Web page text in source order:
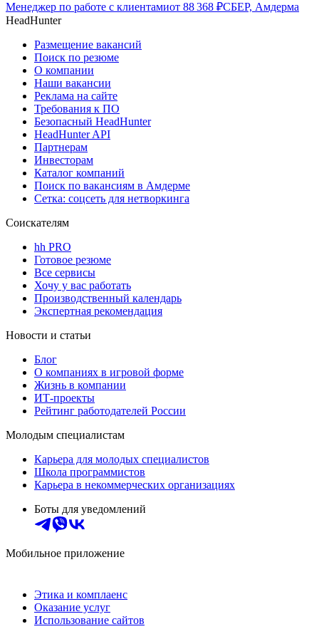
Менеджер по работе с клиентамиот 88 368 ₽СБЕР, Амдерма
HeadHunter
Размещение вакансий
Поиск по резюме
О компании
Наши вакансии
Реклама на сайте
Требования к ПО
Безопасный HeadHunter
HeadHunter API
Партнерам
Инвесторам
Каталог компаний
Поиск по вакансиям в Амдерме
Сетка: соцсеть для нетворкинга
Соискателям
hh PRO
Готовое резюме
Все сервисы
Хочу у вас работать
Производственный календарь
Экспертная рекомендация
Новости и статьи
Блог
О компаниях в игровой форме
Жизнь в компании
ИТ-проекты
Рейтинг работодателей России
Молодым специалистам
Карьера для молодых специалистов
Школа программистов
Карьера в некоммерческих организациях
Боты для уведомлений
Мобильное приложение
Этика и комплаенс
Оказание услуг
Использование сайтов